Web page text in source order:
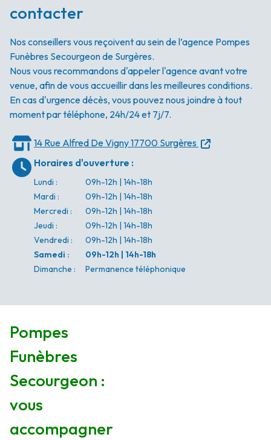
contacter
Nos conseillers vous reçoivent au sein de l’agence Pompes
Funèbres Secourgeon de Surgères.
Nous vous recommandons d'appeler l'agence avant votre
venue, afin de vous accueillir dans les meilleures conditions.
En cas d'urgence décès, vous pouvez nous joindre à tout
moment par téléphone, 24h/24 et 7j/7.
14 Rue Alfred De Vigny17700 Surgères
Horaires d'ouverture :
Lundi :
09h-12h | 14h-18h
Mardi :
09h-12h | 14h-18h
Mercredi :
09h-12h | 14h-18h
Jeudi :
09h-12h | 14h-18h
Vendredi :
09h-12h | 14h-18h
Samedi :
09h-12h | 14h-18h
Dimanche : Permanence téléphonique
Pompes
Funèbres
Secourgeon :
vous
accompagner